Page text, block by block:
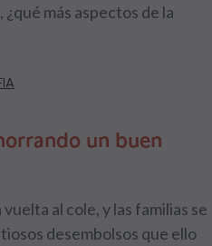
más aspectos de la
un buen
al cole, y las familias se
desembolsos que ello